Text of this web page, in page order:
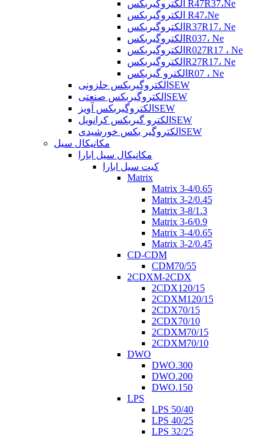
الکتروگیربکس R47R37،Ne
الکتروگیربکس R47،Ne
الکتروگیربکسR37R17، Ne
الکتروگیربکسR037، Ne
الکتروگیربکسR027R17 ، Ne
الکتروگیربکسR27R17، Ne
الکترو گیربکسR07 ، Ne
الکتروگیربکس حلزونیSEW
الکتروگیربکس صنعتیSEW
الکتروگیربکس آویزSEW
الکترو گیربکس کرانویلSEW
الکتروگیر بکس خورشیدیSEW
مکانیکال سیل
مکانیکال سیل ابارا
کیت سیل ابارا
Matrix
Matrix 3-4/0.65
Matrix 3-2/0.45
Matrix 3-8/1.3
Matrix 3-6/0.9
Matrix 3-4/0.65
Matrix 3-2/0.45
CD-CDM
CDM70/55
2CDXM-2CDX
2CDX120/15
2CDXM120/15
2CDX70/15
2CDX70/10
2CDXM70/15
2CDXM70/10
DWO
DWO.300
DWO.200
DWO.150
LPS
LPS 50/40
LPS 40/25
LPS 32/25